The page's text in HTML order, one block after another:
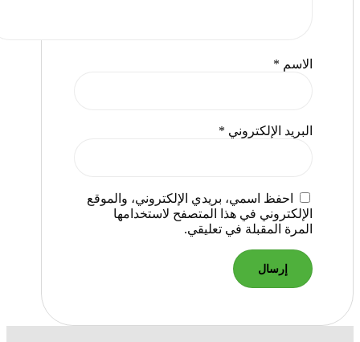
الاسم *
البريد الإلكتروني *
احفظ اسمي، بريدي الإلكتروني، والموقع
الإلكتروني في هذا المتصفح لاستخدامها
المرة المقبلة في تعليقي.